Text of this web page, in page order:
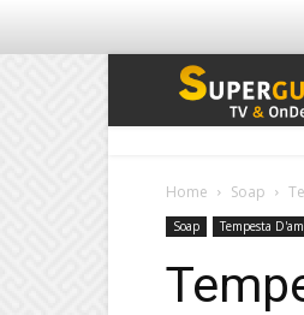
Home Soap
Soap Tempesta